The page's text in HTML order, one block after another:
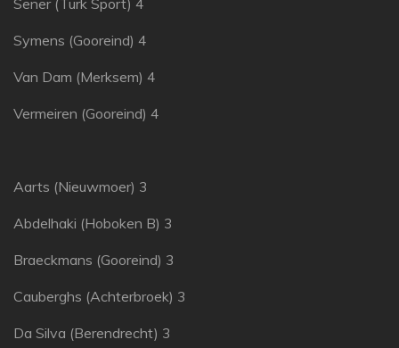
Sener (Turk Sport) 4
Symens (Gooreind) 4
Van Dam (Merksem) 4
Vermeiren (Gooreind) 4
Aarts (Nieuwmoer) 3
Abdelhaki (Hoboken B) 3
Braeckmans (Gooreind) 3
Cauberghs (Achterbroek) 3
Da Silva (Berendrecht) 3